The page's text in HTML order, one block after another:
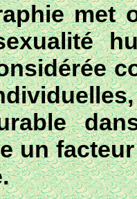
met
un